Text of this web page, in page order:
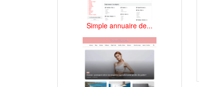
Simple annuaire de...